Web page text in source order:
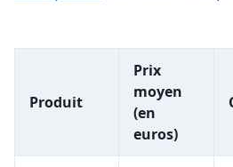
Produit
Prix
moyen
(en
euros)